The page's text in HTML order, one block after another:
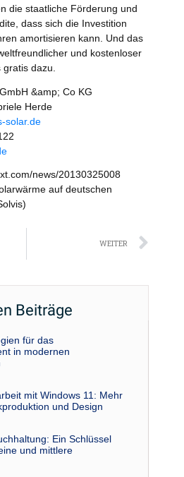
die staatliche Förderung und
dass sich die Investition
amortisieren kann. Und das
und kostenloser
dazu.
&amp; Co KG
Herde
solar.de
news/20130325008
auf deutschen
WEITER
Beiträge
für das
in modernen
mit Windows 11: Mehr
und Design
Ein Schlüssel
und mittlere